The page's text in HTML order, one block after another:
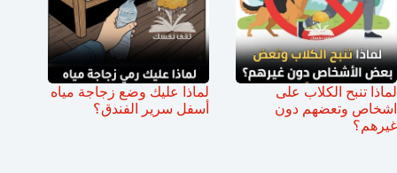
لماذا تنبح الكلاب على
اشخاص وتعضهم دون
غيرهم؟
لماذا عليك وضع زجاجة مياه
أسفل سرير الفندق؟